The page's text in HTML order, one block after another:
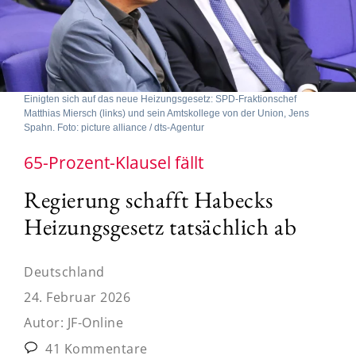
Einigten sich auf das neue Heizungsgesetz: SPD-Fraktionschef
Matthias Miersch (links) und sein Amtskollege von der Union, Jens
Spahn. Foto: picture alliance / dts-Agentur
65-Prozent-Klausel fällt
Regierung schafft Habecks
Heizungsgesetz tatsächlich ab
Deutschland
24. Februar 2026
Autor: JF-Online
41 Kommentare